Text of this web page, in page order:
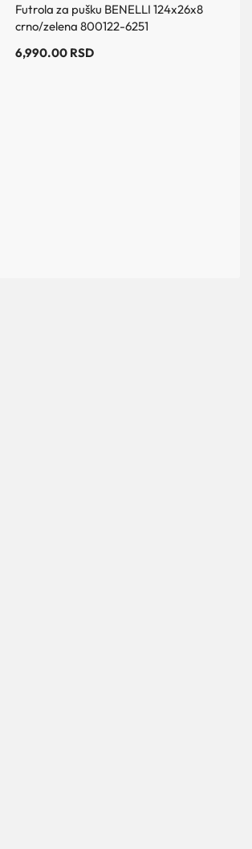
Futrola za pušku BENELLI 124x26x8
crno/zelena 800122-6251
6,990.00 RSD